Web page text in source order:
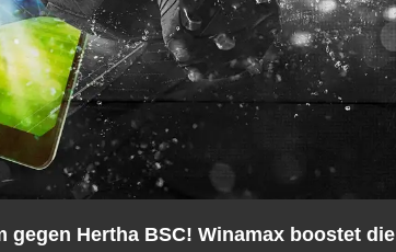
gegen Hertha BSC! Winamax boostet die